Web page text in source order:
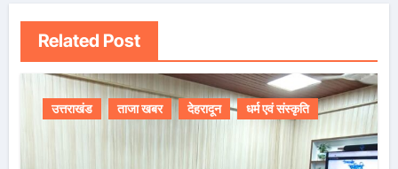
Related Post
उत्तराखंड ताजा खबर देहरादून धर्म एवं संस्कृति